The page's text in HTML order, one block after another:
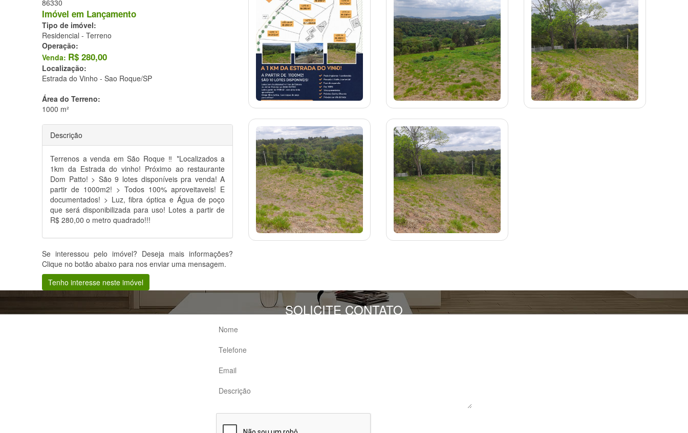
86330
Imóvel em Lançamento
Tipo de imóvel:
Residencial - Terreno
Operação:
Venda: R$ 280,00
Localização:
Estrada do Vinho - Sao Roque/SP
Área do Terreno:
1000 m²
Descrição
Terrenos a venda em São Roque ‼️ *Localizados a
1km da Estrada do vinho! Próximo ao restaurante
Dom Patto! > São 9 lotes disponíveis pra venda! A
partir de 1000m2! > Todos 100% aproveitaveis! E
documentados! > Luz, fibra óptica e Água de poço
que será disponibilizada para uso! Lotes a partir de
R$ 280,00 o metro quadrado!!!
Se interessou pelo imóvel? Deseja mais informações?
Clique no botão abaixo para nos enviar uma mensagem.
Tenho interesse neste imóvel
SOLICITE CONTATO